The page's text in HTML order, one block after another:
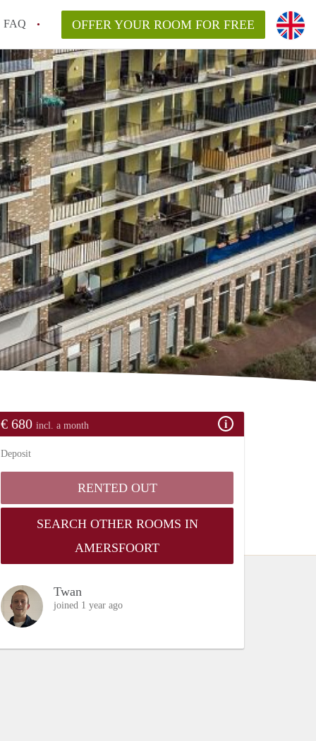
FAQ OFFER YOUR ROOM FOR FREE
€ 680 incl. a month
Deposit
RENTED OUT
SEARCH OTHER ROOMS IN
AMERSFOORT
Twan
joined 1 year ago